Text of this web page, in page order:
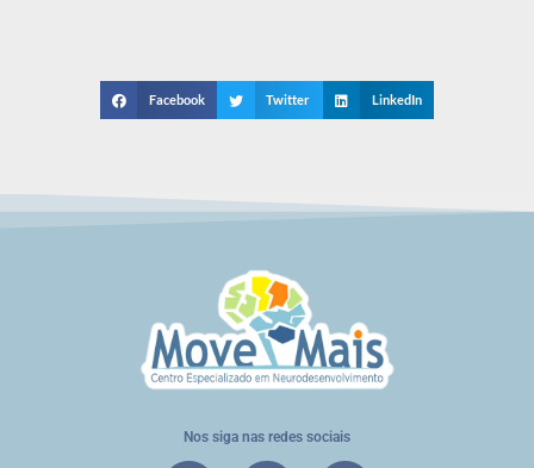
Facebook Twitter LinkedIn
Nos siga nas redes sociais